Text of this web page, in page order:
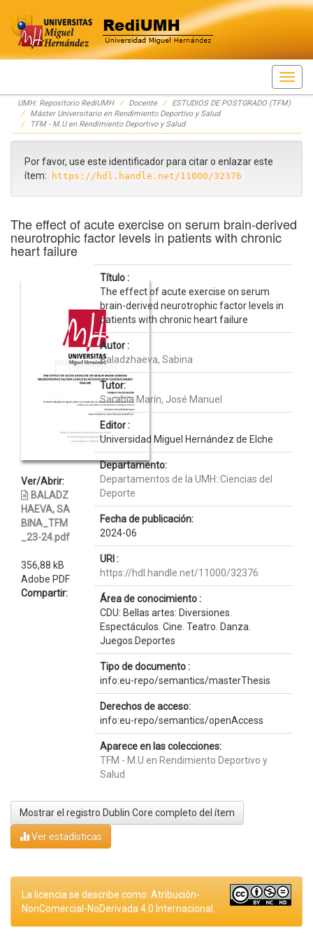
Skip
navigation
UMH: Repositorio RediUMH Docente
ESTUDIOS DE POSTGRADO (TFM)
Máster Universitario en Rendimiento Deportivo y Salud
TFM - M.U en Rendimiento Deportivo y Salud
Por favor, use este identificador para citar o enlazar este
ítem:
https://hdl.handle.net/11000/32376
The effect of acute exercise on serum brain-derived
neurotrophic factor levels in patients with chronic
heart failure
Ver/Abrir:
BALADZ
HAEVA, SA
BINA_TFM
_23-24.pdf
356,88 kB
Adobe PDF
Compartir:
Título :
The effect of acute exercise on serum
brain-derived neurotrophic factor levels in
patients with chronic heart failure
Autor :
Baladzhaeva, Sabina
Tutor:
Sarabia Marín, José Manuel
Editor :
Universidad Miguel Hernández de Elche
Departamento:
Departamentos de la UMH::Ciencias del
Deporte
Fecha de publicación:
2024-06
URI :
https://hdl.handle.net/11000/32376
Área de conocimiento :
CDU: Bellas artes: Diversiones.
Espectáculos. Cine. Teatro. Danza.
Juegos.Deportes
Tipo de documento :
info:eu-repo/semantics/masterThesis
Derechos de acceso:
info:eu-repo/semantics/openAccess
Aparece en las colecciones:
TFM - M.U en Rendimiento Deportivo y
Salud
Mostrar el registro Dublin Core completo del ítem
Ver estadísticas
La licencia se describe como: Atribución-
NonComercial-NoDerivada 4.0 Internacional.